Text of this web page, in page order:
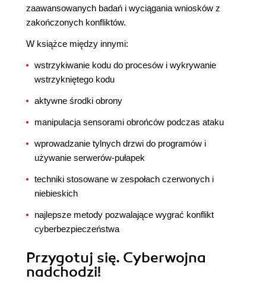
zaawansowanych badań i wyciągania wniosków z
zakończonych konfliktów.
W książce między innymi:
wstrzykiwanie kodu do procesów i wykrywanie
wstrzykniętego kodu
aktywne środki obrony
manipulacja sensorami obrońców podczas ataku
wprowadzanie tylnych drzwi do programów i
używanie serwerów-pułapek
techniki stosowane w zespołach czerwonych i
niebieskich
najlepsze metody pozwalające wygrać konflikt
cyberbezpieczeństwa
Przygotuj się. Cyberwojna
nadchodzi!